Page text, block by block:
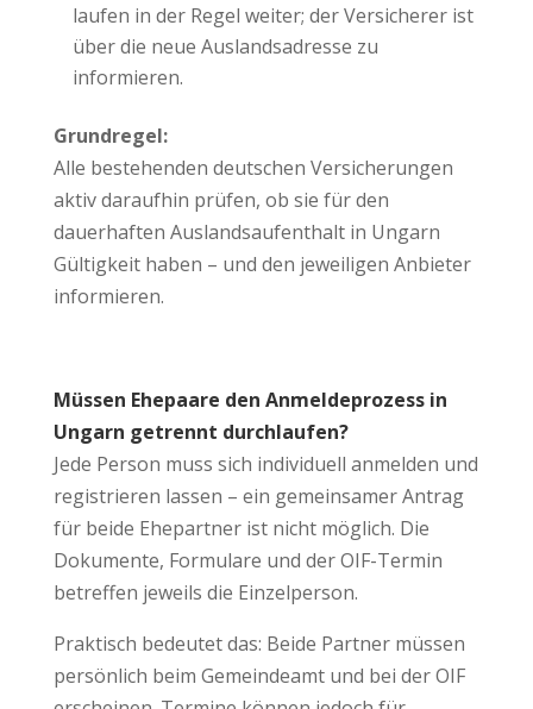
laufen in der Regel weiter; der Versicherer ist
über die neue Auslandsadresse zu
informieren.
Grundregel:
Alle bestehenden deutschen Versicherungen
aktiv daraufhin prüfen, ob sie für den
dauerhaften Auslandsaufenthalt in Ungarn
Gültigkeit haben – und den jeweiligen Anbieter
informieren.
Müssen Ehepaare den Anmeldeprozess in
Ungarn getrennt durchlaufen?
Jede Person muss sich individuell anmelden und
registrieren lassen – ein gemeinsamer Antrag
für beide Ehepartner ist nicht möglich. Die
Dokumente, Formulare und der OIF-Termin
betreffen jeweils die Einzelperson.
Praktisch bedeutet das: Beide Partner müssen
persönlich beim Gemeindeamt und bei der OIF